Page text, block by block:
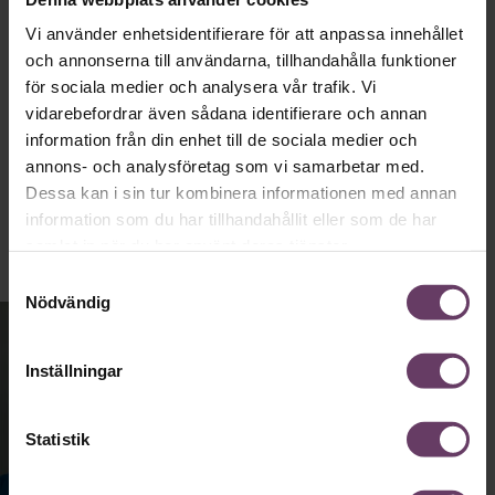
Vi använder enhetsidentifierare för att anpassa innehållet
och annonserna till användarna, tillhandahålla funktioner
för sociala medier och analysera vår trafik. Vi
vidarebefordrar även sådana identifierare och annan
information från din enhet till de sociala medier och
annons- och analysföretag som vi samarbetar med.
Dessa kan i sin tur kombinera informationen med annan
information som du har tillhandahållit eller som de har
Nödvändig
Inställningar
Statistik
tråkig partiledare i foträta skor, än en
känslomässig spelevink i högklackat.”
Ledarskap
Fredrik Kullberg
2026-08-03